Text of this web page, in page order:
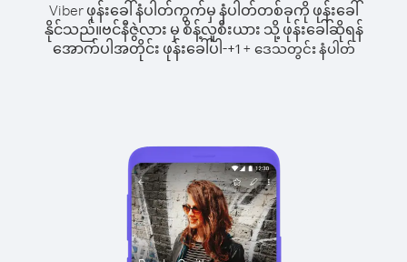
Viber ဖုန်းခေါ်နံပါတ်ကွက်မှ နံပါတ်တစ်ခုကို ဖုန်းခေါ်
နိုင်သည်။ဗင်နီဇွဲလား မှ စိန့်လူစီးယား သို့ ဖုန်းခေါ်ဆိုရန်
အောက်ပါအတိုင်း ဖုန်းခေါ်ပါ-+1+ ဒေသတွင်း နံပါတ်